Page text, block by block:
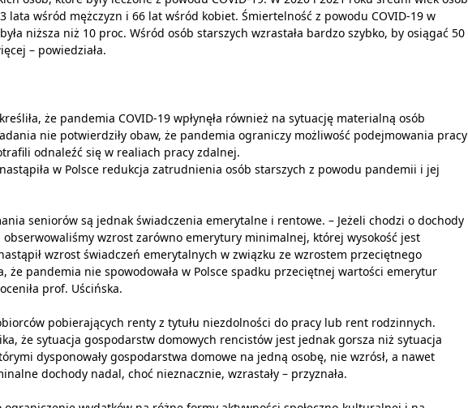
lata wśród mężczyzn i 66 lat wśród kobiet. Śmiertelność z powodu COVID-19 w
niższa niż 10 proc. Wśród osób starszych wzrastała bardzo szybko, by osiągać 50
– powiedziała.
że pandemia COVID-19 wpłynęła również na sytuację materialną osób
nie potwierdziły obaw, że pandemia ograniczy możliwość podejmowania pracy
odnaleźć się w realiach pracy zdalnej.
w Polsce redukcja zatrudnienia osób starszych z powodu pandemii i jej
seniorów są jednak świadczenia emerytalne i rentowe. – Jeżeli chodzi o dochody
wzrost zarówno emerytury minimalnej, której wysokość jest
wzrost świadczeń emerytalnych w związku ze wzrostem przeciętnego
że pandemia nie spowodowała w Polsce spadku przeciętnej wartości emerytur
prof. Uścińska.
pobierających renty z tytułu niezdolności do pracy lub rent rodzinnych.
że sytuacja gospodarstw domowych rencistów jest jednak gorsza niż sytuacja
dysponowały gospodarstwa domowe na jedną osobę, nie wzrósł, a nawet
dochody nadal, choć nieznacznie, wzrastały – przyznała.